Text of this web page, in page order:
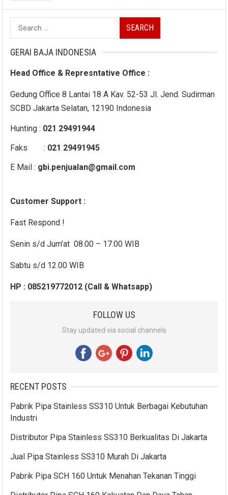
Search
for:
GERAI BAJA INDONESIA
Head Office & Represntative Office :
Gedung Office 8 Lantai 18 A Kav. 52-53 Jl. Jend. Sudirman
SCBD Jakarta Selatan, 12190 Indonesia
Hunting : 021 29491944
Faks : 021 29491945
E Mail : gbi.penjualan@gmail.com
Customer Support :
Fast Respond !
Senin s/d Jum’at 08.00 – 17.00 WIB
Sabtu s/d 12.00 WIB
HP : 085219772012 (Call & Whatsapp)
FOLLOW US
Stay updated via social channels
RECENT POSTS
Pabrik Pipa Stainless SS310 Untuk Berbagai Kebutuhan
Industri
Distributor Pipa Stainless SS310 Berkualitas Di Jakarta
Jual Pipa Stainless SS310 Murah Di Jakarta
Pabrik Pipa SCH 160 Untuk Menahan Tekanan Tinggi